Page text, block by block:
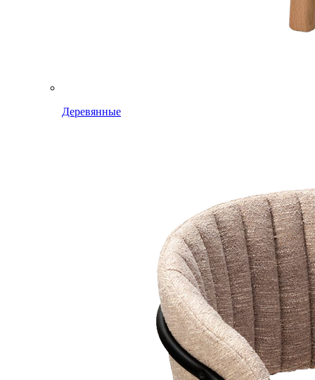
Деревянные